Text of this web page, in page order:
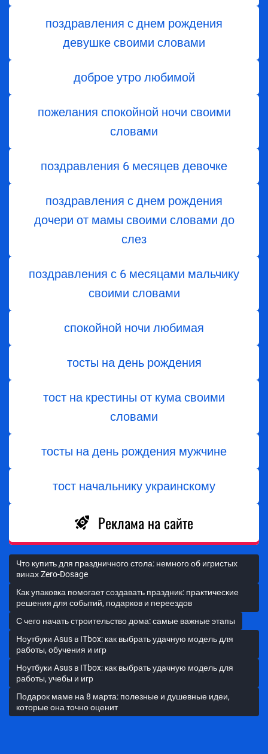
поздравления с днем рождения
девушке своими словами
доброе утро любимой
пожелания спокойной ночи своими
словами
поздравления 6 месяцев девочке
поздравления с днем ​​рождения
дочери от мамы своими словами до
слез
поздравления с 6 месяцами мальчику
своими словами
спокойной ночи любимая
тосты на день рождения
тост на крестины от кума своими
словами
тосты на день рождения мужчине
тост начальнику украинскому
Реклама на сайте
Что купить для праздничного стола: немного об игристых
винах Zero-Dosage
Как упаковка помогает создавать праздник: практические
решения для событий, подарков и переездов
С чего начать строительство дома: самые важные этапы
Ноутбуки Asus в ITbox: как выбрать удачную модель для
работы, обучения и игр
Ноутбуки Asus в ITbox: как выбрать удачную модель для
работы, учебы и игр
Подарок маме на 8 марта: полезные и душевные идеи,
которые она точно оценит